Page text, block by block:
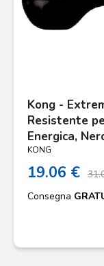
Kong -
Resistente
Energica,
KONG
19.06 €
Consegna